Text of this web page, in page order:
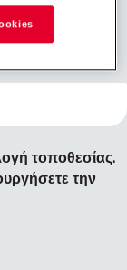
θα σας
εργασίας.
τοποθεσίας.
την